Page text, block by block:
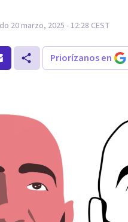
20 marzo, 2025 - 12:28 CEST
Priorízanos en